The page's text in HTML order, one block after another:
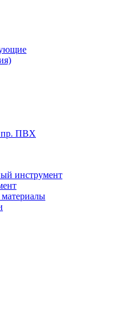
пр. ПВХ
инструмент